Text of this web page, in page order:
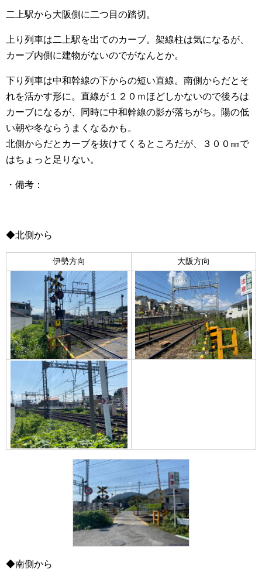
二上駅から大阪側に二つ目の踏切。
上り列車は二上駅を出てのカーブ。架線柱は気になるが、
カーブ内側に建物がないのでがなんとか。
下り列車は中和幹線の下からの短い直線。南側からだとそ
れを活かす形に。直線が１２０ｍほどしかないので後ろは
カーブになるが、同時に中和幹線の影が落ちがち。陽の低
い朝や冬ならうまくなるかも。
北側からだとカーブを抜けてくるところだが、３００㎜で
はちょっと足りない。
・備考：
◆北側から
伊勢方向 大阪方向
◆南側から